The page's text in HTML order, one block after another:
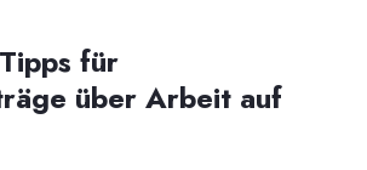
für
über Arbeit auf